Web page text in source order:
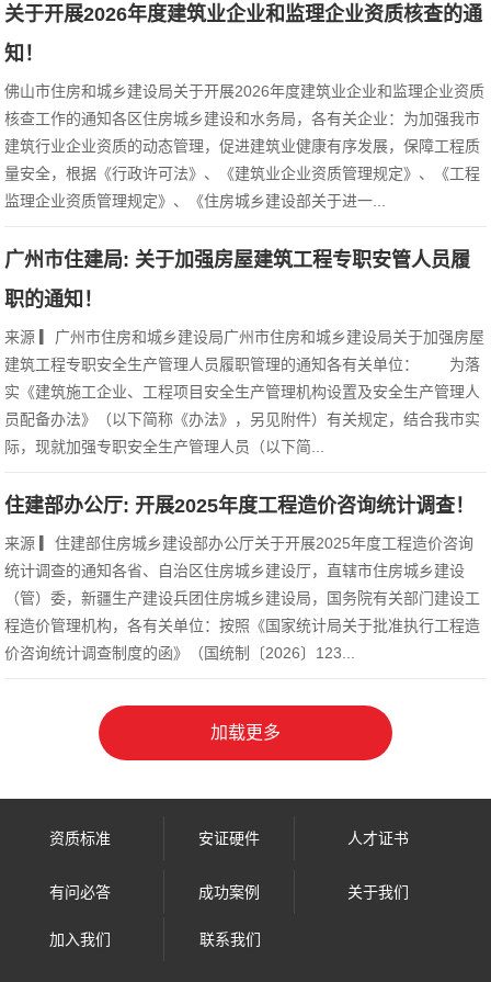
关于开展2026年度建筑业企业和监理企业资质核查的通
知！
佛山市住房和城乡建设局关于开展2026年度建筑业企业和监理企业资质
核查工作的通知各区住房城乡建设和水务局，各有关企业：为加强我市
建筑行业企业资质的动态管理，促进建筑业健康有序发展，保障工程质
量安全，根据《行政许可法》、《建筑业企业资质管理规定》、《工程
监理企业资质管理规定》、《住房城乡建设部关于进一...
广州市住建局: 关于加强房屋建筑工程专职安管人员履
职的通知！
来源 ▎广州市住房和城乡建设局广州市住房和城乡建设局关于加强房屋
建筑工程专职安全生产管理人员履职管理的通知各有关单位： 为落
实《建筑施工企业、工程项目安全生产管理机构设置及安全生产管理人
员配备办法》（以下简称《办法》，另见附件）有关规定，结合我市实
际，现就加强专职安全生产管理人员（以下简...
住建部办公厅: 开展2025年度工程造价咨询统计调查！
来源 ▎住建部住房城乡建设部办公厅关于开展2025年度工程造价咨询
统计调查的通知各省、自治区住房城乡建设厅，直辖市住房城乡建设
（管）委，新疆生产建设兵团住房城乡建设局，国务院有关部门建设工
程造价管理机构，各有关单位：按照《国家统计局关于批准执行工程造
价咨询统计调查制度的函》（国统制〔2026〕123...
资质标准 安证硬件 人才证书
有问必答 成功案例 关于我们
加入我们 联系我们